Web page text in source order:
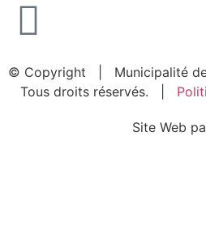
© Copyright
| Municipalité
Tous droits réservés. |
Site Web